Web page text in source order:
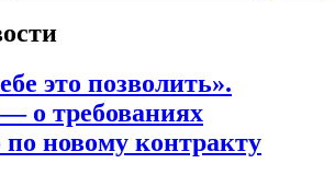
это позволить».
о требованиях
по новому контракту